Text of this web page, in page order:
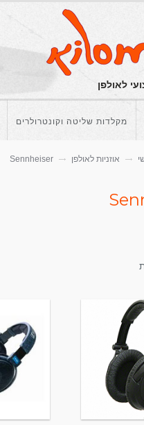
לאולפן
מקלדות שליטה וקונטרולרים
אוזניות לאולפן Sennheiser